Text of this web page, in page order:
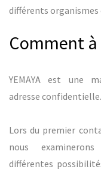
différents organismes
Comment à
YEMAYA est une
adresse confidentielle.
Lors du premier
nous
différentes